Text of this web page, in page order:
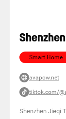
Smart Home
avapow.net
tiktok.com/
Shenzhen Jieqi